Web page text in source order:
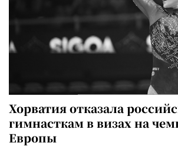
Хорватия отказала
гимнасткам в визах на
Европы